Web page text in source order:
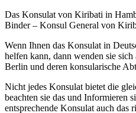
Das Konsulat von Kiribati in
Binder – Konsul General von
Wenn Ihnen das Konsulat in
helfen kann, dann wenden sie
Berlin und deren konsularische
Nicht jedes Konsulat bietet die
beachten sie das und Informieren
entsprechende Konsulat auch das